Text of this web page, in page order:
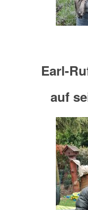
Earl-
auf